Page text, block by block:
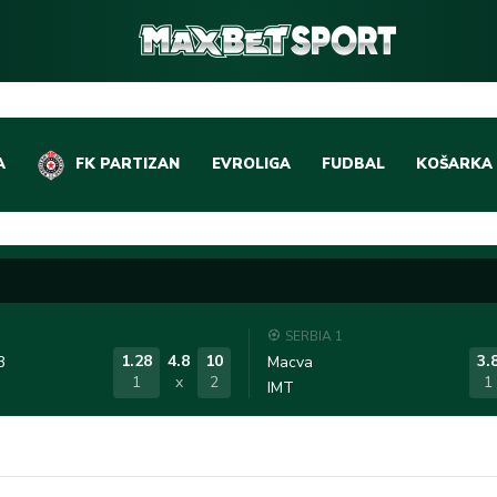
FK PARTIZAN EVROLIGA FUDBAL
DOMAĆI FUDBAL
LIGE PETICE
KOŠARKA
EVROLIGA
ABA LIGA
1.28
1
4.8
x
10
2
SERBIA 1
Macva
IMT
1